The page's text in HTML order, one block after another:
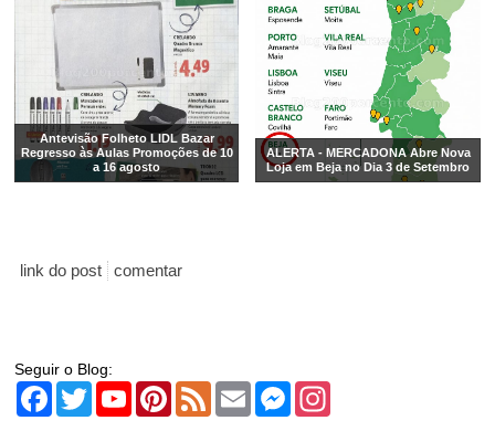
Antevisão Folheto LIDL Bazar
Regresso às Aulas Promoções de 10
a 16 agosto
ALERTA - MERCADONA Abre Nova
Loja em Beja no Dia 3 de Setembro
link do post comentar
Seguir o Blog:
Facebook
TwitterYouTubePinterest
Feed Email Messenger